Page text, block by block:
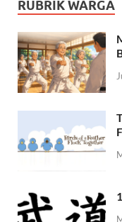
RUBRIK WARGA